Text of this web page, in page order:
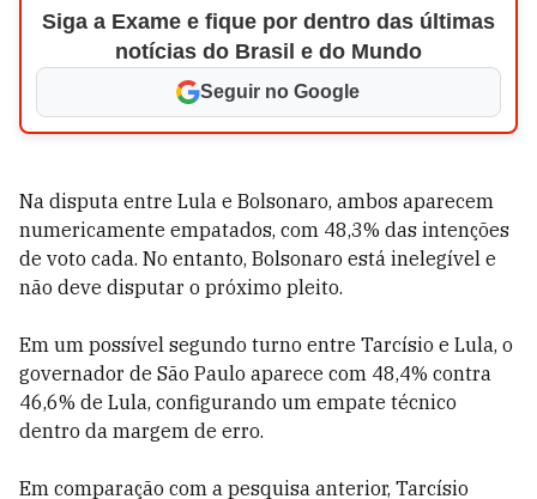
Siga a Exame e fique por dentro das últimas
notícias do Brasil e do Mundo
Seguir no Google
Na disputa entre Lula e Bolsonaro, ambos aparecem
numericamente empatados, com 48,3% das intenções
de voto cada. No entanto, Bolsonaro está inelegível e
não deve disputar o próximo pleito.
Em um possível segundo turno entre Tarcísio e Lula, o
governador de São Paulo aparece com 48,4% contra
46,6% de Lula, configurando um empate técnico
dentro da margem de erro.
Em comparação com a pesquisa anterior, Tarcísio